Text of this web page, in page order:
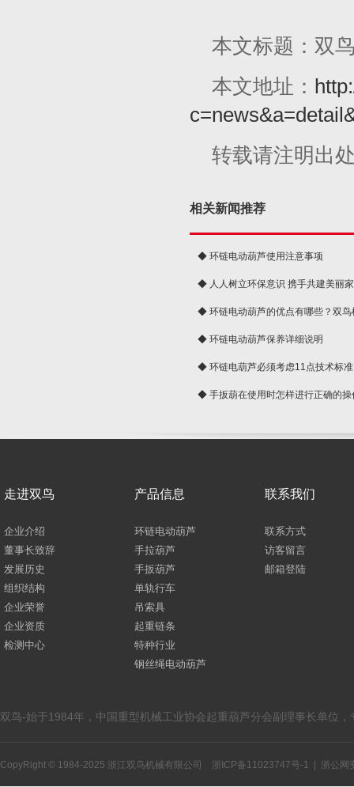
本文标题：双
本文地址：
转载请注明出
相关新闻推荐
◆ 环链电动葫芦使用注意事项
◆ 人人树立环保意识 携手共建美丽
球◆ 环链电动葫芦的优点有哪些？双鸟
◆ 环链电动葫芦保养详细说明
◆ 环链电葫芦必须考虑11点技术标准
◆ 手扳葫在使用时怎样进行正确的操
走进双鸟
企业介绍
董事长致辞
发展历史
组织结构
企业荣誉
企业资质
检测中心
产品信息
环链电动葫芦
手拉葫芦
手扳葫芦
单轨行车
吊索具
起重链条
特种行业
钢丝绳电动葫芦
联系我们
联系方式
访客留言
邮箱登陆
双鸟-始于1984年，中国重型机械工业协会起重葫芦分会副理事长单位
CopyRight © 1984-2025 浙江双鸟机械有限公司 浙ICP备11023747号-1 浙公网